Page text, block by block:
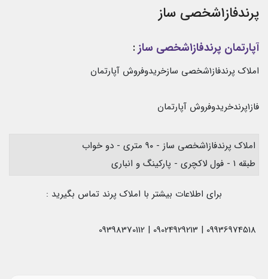
پرندفاز۱شخصی ساز
آپارتمان پرندفاز۱شخصی ساز :
املاک پرندفاز۱شخصی سازخریدوفروش آپارتمان
فاز۱پرندخریدوفروش آپارتمان
املاک پرندفاز۱شخصی ساز - ۹۰ متری - دو خواب
طبقه ۱ - فول لاکچری - پارکینگ و انباری
برای اطلاعات بیشتر با املاک پرند تماس بگیرید :